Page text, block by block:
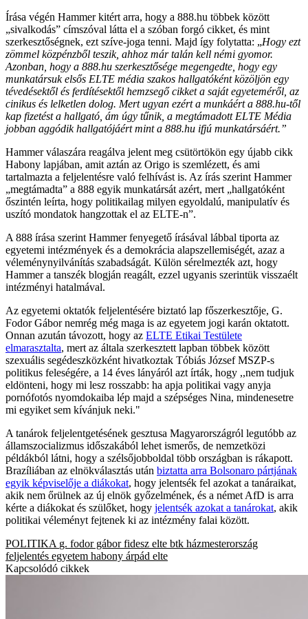
Írása végén Hammer kitért arra, hogy a 888.hu többek között
„sivalkodás” címszóval látta el a szóban forgó cikket, és mint
szerkesztőségnek, ezt szíve-joga tenni. Majd így folytatta: „Hogy ezt
zömmel közpénzből teszik, ahhoz már talán kell némi gyomor.
Azonban, hogy a 888.hu szerkesztősége megengedte, hogy egy
munkatársuk elsős ELTE média szakos hallgatóként közöljön egy
tévedésektől és ferdítésektől hemzsegő cikket a saját egyeteméről, az
cinikus és lelketlen dolog. Mert ugyan ezért a munkáért a 888.hu-től
kap fizetést a hallgató, ám úgy tűnik, a megtámadott ELTE Média
jobban aggódik hallgatójáért mint a 888.hu ifjú munkatársáért.”
Hammer válaszára reagálva jelent meg csütörtökön egy újabb cikk
Habony lapjában, amit aztán az Origo is szemlézett, és ami
tartalmazta a feljelentésre való felhívást is. Az írás szerint Hammer
„megtámadta” a 888 egyik munkatársát azért, mert „hallgatóként
őszintén leírta, hogy politikailag milyen egyoldalú, manipulatív és
uszító mondatok hangzottak el az ELTE-n”.
A 888 írása szerint Hammer fenyegető írásával lábbal tiporta az
egyetemi intézmények és a demokrácia alapszellemiségét, azaz a
véleménynyilvánítás szabadságát. Külön sérelmezték azt, hogy
Hammer a tanszék blogján reagált, ezzel ugyanis szerintük visszaélt
intézményi hatalmával.
Az egyetemi oktatók feljelentésére biztató lap főszerkesztője, G.
Fodor Gábor nemrég még maga is az egyetem jogi karán oktatott.
Onnan azután távozott, hogy az ELTE Etikai Testülete
elmarasztalta, mert az általa szerkesztett lapban többek között
szexuális segédeszközként hivatkoztak Tóbiás József MSZP-s
politikus feleségére, a 14 éves lányáról azt írták, hogy ,,nem tudjuk
eldönteni, hogy mi lesz rosszabb: ha apja politikai vagy anyja
pornófotós nyomdokaiba lép majd a szépséges Nina, mindenesetre
mi egyiket sem kívánjuk neki."
A tanárok feljelentgetésének gesztusa Magyarországról legutóbb az
államszocializmus időszakából lehet ismerős, de nemzetközi
példákból látni, hogy a szélsőjobboldal több országban is rákapott.
Brazíliában az elnökválasztás után biztatta arra Bolsonaro pártjának
egyik képviselője a diákokat, hogy jelentsék fel azokat a tanáraikat,
akik nem őrülnek az új elnök győzelmének, és a német AfD is arra
kérte a diákokat és szülőket, hogy jelentsék azokat a tanárokat, akik
politikai véleményt fejtenek ki az intézmény falai között.
POLITIKA g. fodor gábor fidesz elte btk házmesterország
feljelentés egyetem habony árpád elte
Kapcsolódó cikkek